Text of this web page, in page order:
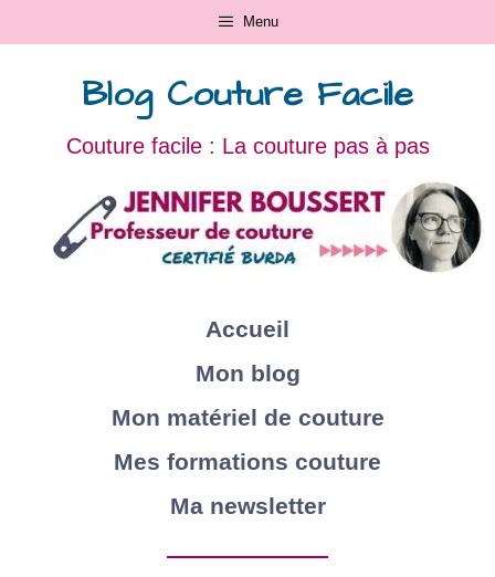
Menu
Blog Couture Facile
Couture facile : La couture pas à pas
Accueil
Mon blog
Mon matériel de couture
Mes formations couture
Ma newsletter